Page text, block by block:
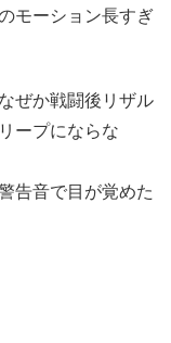
モーション長すぎ
ぜか戦闘後リザル
ープにならな
告音で目が覚めた